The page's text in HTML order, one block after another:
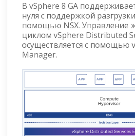
В vSphere 8 GA
нуля с поддержкой
помощью NSX. Управление
циклом vSphere Distributed
осуществляется с помощью
Manager.